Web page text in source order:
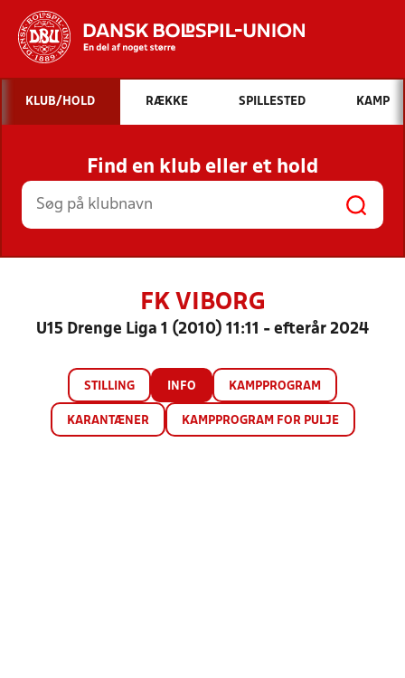
Hvad vil du søge efter?
INDHOLD OG NYHEDER
STILLINGER, RESULTATER, KLUBBER OG
HOLD
KLUB/HOLD RÆKKE SPILLESTED KAMP
Find en klub eller et hold
FK VIBORG
U15 Drenge Liga 1 (2010) 11:11 - efterår 2024
STILLING INFO KAMPPROGRAM
KARANTÆNER KAMPPROGRAM FOR PULJE